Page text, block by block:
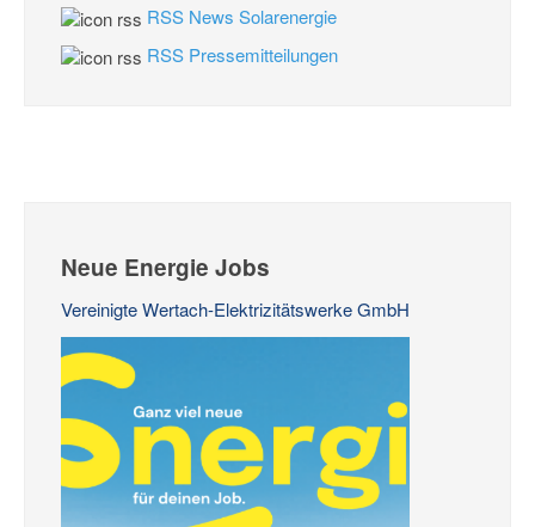
RSS News Solarenergie
RSS Pressemitteilungen
Neue Energie Jobs
Vereinigte Wertach-Elektrizitätswerke GmbH